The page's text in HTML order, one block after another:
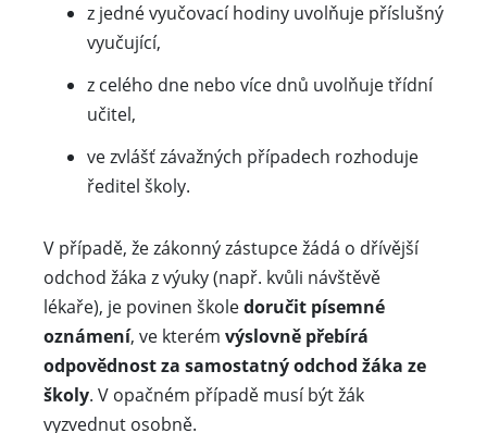
z jedné vyučovací hodiny uvolňuje příslušný
vyučující,
z celého dne nebo více dnů uvolňuje třídní
učitel,
ve zvlášť závažných případech rozhoduje
ředitel školy.
V případě, že zákonný zástupce žádá o dřívější
odchod žáka z výuky (např. kvůli návštěvě
lékaře), je povinen školedoručit písemné
oznámení, ve kterém výslovně přebírá
odpovědnost za samostatný odchod žáka ze
školy. V opačném případě musí být žák
vyzvednut osobně.